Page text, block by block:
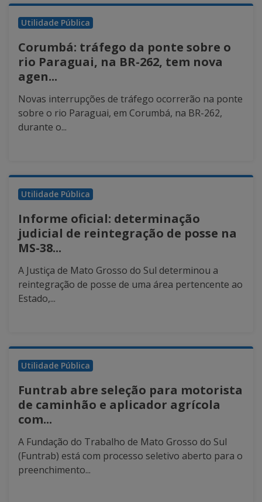
Utilidade Pública
Corumbá: tráfego da ponte sobre o
rio Paraguai, na BR-262, tem nova
agen...
Novas interrupções de tráfego ocorrerão na ponte
sobre o rio Paraguai, em Corumbá, na BR-262,
durante o...
Utilidade Pública
Informe oficial: determinação
judicial de reintegração de posse na
MS-38...
A Justiça de Mato Grosso do Sul determinou a
reintegração de posse de uma área pertencente ao
Estado,...
Utilidade Pública
Funtrab abre seleção para motorista
de caminhão e aplicador agrícola
com...
A Fundação do Trabalho de Mato Grosso do Sul
(Funtrab) está com processo seletivo aberto para o
preenchimento...